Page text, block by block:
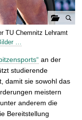
TU Chemnitz Lehramt
…
an der
studierende
damit sie sowohl das
meistern
anderem die
Bereitstellung